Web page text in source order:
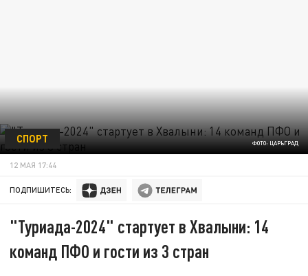
ФОТО: ЦАРЬГРАД
СПОРТ
12 МАЯ 17:44
ПОДПИШИТЕСЬ:
"Туриада-2024" стартует в Хвалыни: 14
команд ПФО и гости из 3 стран